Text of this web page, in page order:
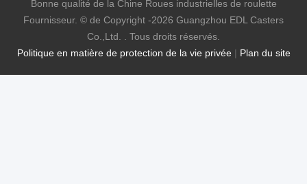
Politique en matière de protection de la vie privée| Plan du site
Bonne qualité de la Chine Roues industrielles de roulette
Fournisseur. © de Copyright -2026 Guangzhou EDL Casters
Co.,Ltd. . Tous droits réservés.